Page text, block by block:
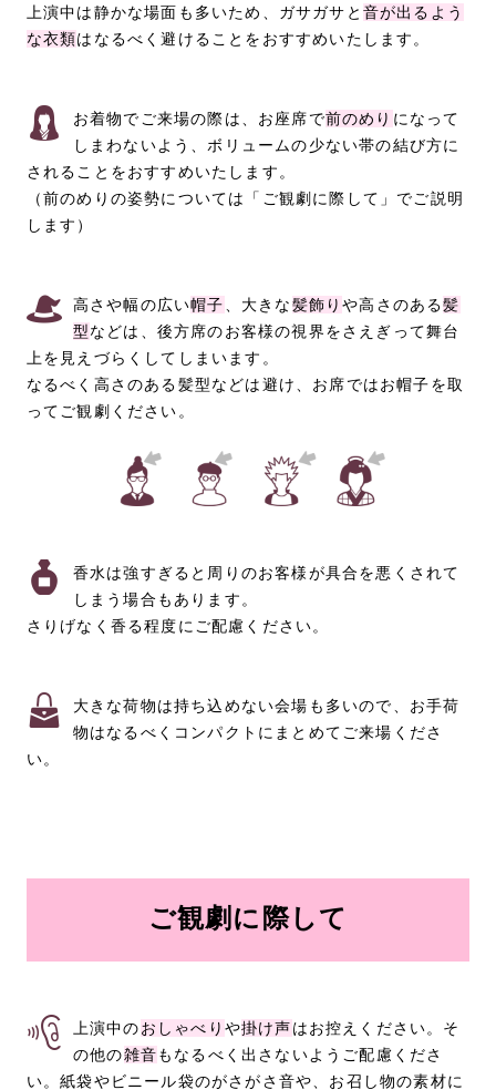
上演中は静かな場面も多いため、ガサガサと 音が出るよう
な衣類はなるべく避けることをおすすめいたします。
お着物でご来場の際は、お座席で前のめり になって
しまわないよう、ボリュームの少ない帯の結び方に
されることをおすすめいたします。
（前のめりの姿勢については「ご観劇に際して」でご説明
します）
高さや幅の広い帽子 、大きな髪飾りや高さのある髪
型などは、後方席のお客様の視界をさえぎって舞台
上を見えづらくしてしまいます。
なるべく高さのある髪型などは避け、お席ではお帽子を取
ってご観劇ください。
香水は強すぎると周りのお客様が具合を悪くされて
しまう場合もあります。
さりげなく香る程度にご配慮ください。
大きな荷物は持ち込めない会場も多いので、お手荷
物はなるべくコンパクトにまとめてご来場くださ
い。
ご観劇に際して
上演中のおしゃべり や掛け声はお控えください。そ
の他の雑音もなるべく出さないようご配慮くださ
い。紙袋やビニール袋のがさがさ音や、お召し物の素材に